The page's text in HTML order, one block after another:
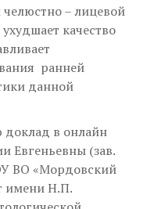
– лицевой
качество
ранней
данной
в онлайн
Евгеньевны (зав.
ВО «Мордовский
имени Н.П.